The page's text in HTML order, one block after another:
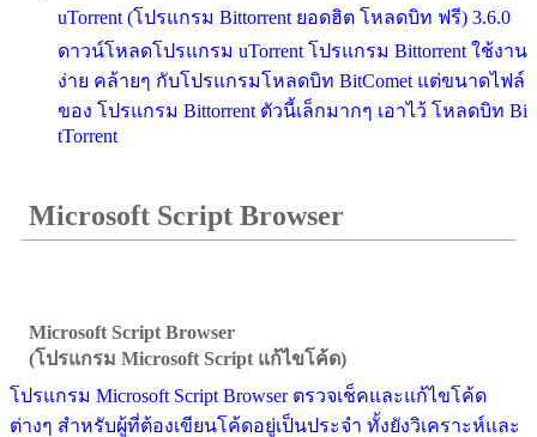
uTorrent (โปรแกรม Bittorrent ยอดฮิต โหลดบิท ฟรี) 3.6.0
ดาวน์โหลดโปรแกรม uTorrent โปรแกรม Bittorrent ใช้งาน
ง่าย คล้ายๆ กับโปรแกรมโหลดบิท BitComet แต่ขนาดไฟล์
ของ โปรแกรม Bittorrent ตัวนี้เล็กมากๆ เอาไว้ โหลดบิท Bi
tTorrent
Microsoft Script Browser
Microsoft Script Browser
(โปรแกรม Microsoft Script แก้ไขโค้ด)
โปรแกรม Microsoft Script Browser ตรวจเช็คและแก้ไขโค้ด
ต่างๆ สำหรับผู้ที่ต้องเขียนโค้ดอยู่เป็นประจำ ทั้งยังวิเคราะห์และ